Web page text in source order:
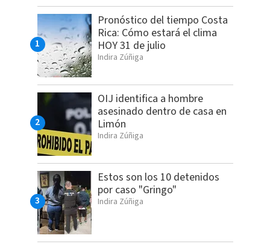
Pronóstico del tiempo Costa
Rica: Cómo estará el clima
HOY 31 de julio
Indira Zúñiga
OIJ identifica a hombre
asesinado dentro de casa en
Limón
Indira Zúñiga
Estos son los 10 detenidos
por caso "Gringo"
Indira Zúñiga